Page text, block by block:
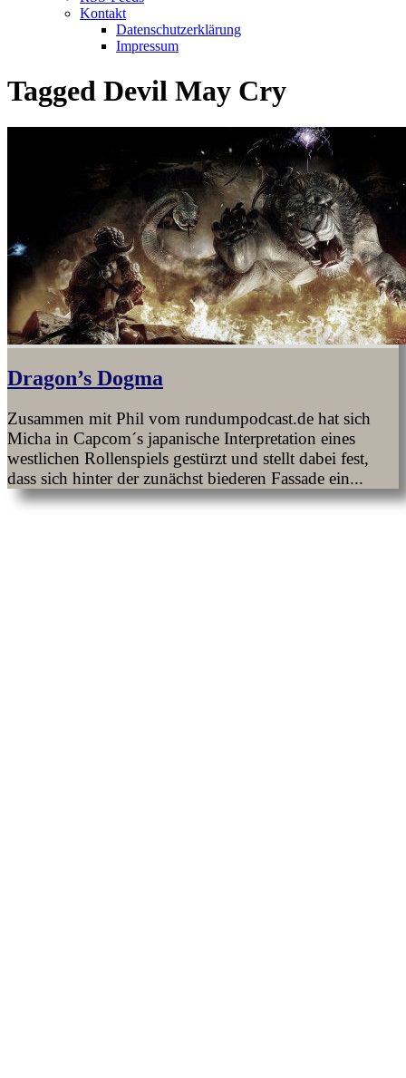
Kontakt
Datenschutzerklärung
Impressum
Tagged Devil May Cry
Dragon’s Dogma
Zusammen mit Phil vom rundumpodcast.de hat sich
Micha in Capcom´s japanische Interpretation eines
westlichen Rollenspiels gestürzt und stellt dabei fest,
dass sich hinter der zunächst biederen Fassade ein...